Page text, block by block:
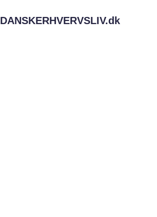
DANSKERHVERVSLIV.dk